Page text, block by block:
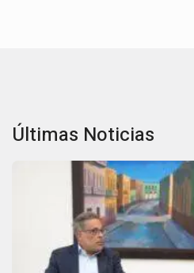
Últimas Noticias